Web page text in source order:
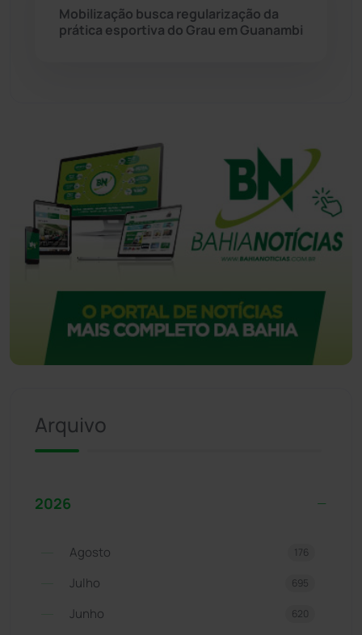
Urandi (157)
Mobilização busca regularização da
prática esportiva do Grau em Guanambi
Arquivo
2026
Agosto 176
Julho 695
Junho 620